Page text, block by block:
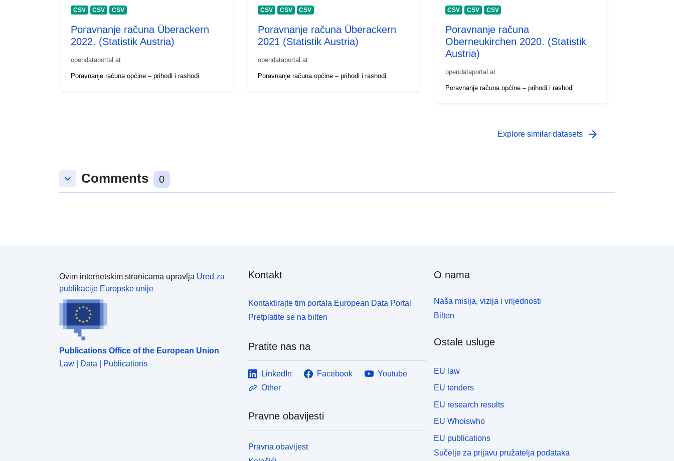
CSV CSV CSV
Poravnanje računa Überackern
2022. (Statistik Austria)
opendataportal.at
Poravnanje računa općine – prihodi i rashodi
CSV CSV CSV
Poravnanje računa Überackern
2021 (Statistik Austria)
opendataportal.at
Poravnanje računa općine – prihodi i rashodi
CSV CSV CSV
Poravnanje računa
Oberneukirchen 2020. (Statistik
Austria)
opendataportal.at
Poravnanje računa općine – prihodi i rashodi
Explore similar datasets arrow_forward
keyboard_arrow_down Comments 0
Ovim internetskim stranicama upravlja Ured za
publikacije Europske unije
Publications Office of the European Union
Law | Data | Publications
Kontakt
Kontaktirajte tim portala European Data Portal
Pretplatite se na bilten
Pratite nas na
LinkedIn Facebook
Youtube
Other
Pravne obavijesti
Pravna obavijest
O nama
Naša misija, vizija i vrijednosti
Bilten
Ostale usluge
EU law
EU tenders
EU research results
EU Whoiswho
EU publications
Sučelje za prijavu pružatelja podataka